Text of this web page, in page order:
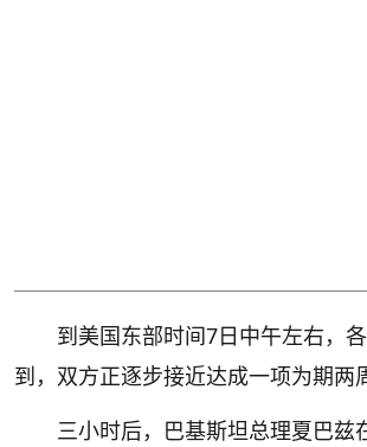
到美国东部时间7日中午左右，
到，双方正逐步接近达成一项为期两
三小时后，巴基斯坦总理夏巴兹